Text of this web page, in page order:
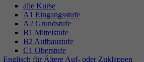
alle Kurse
A1 Eingangsstufe
A2 Grundstufe
B1 Mittelstufe
B2 Aufbaustufe
C1 Oberstufe
Englisch für Ältere Auf- oder Zuklappen